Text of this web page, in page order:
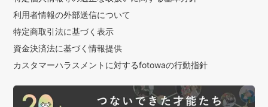
利用者情報の外部送信について
特定商取引法に基づく表示
資金決済法に基づく情報提供
カスタマーハラスメントに対するfotowaの行動指針